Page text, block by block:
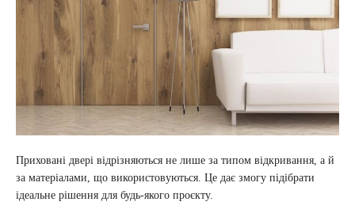
Приховані двері відрізняються не лише за типом відкривання, а й
за матеріалами, що використовуються. Це дає змогу підібрати
ідеальне рішення для будь-якого проєкту.